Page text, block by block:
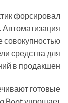
форсировал
Автоматизация
совокупностью
средства для
в продакшен.
готовые